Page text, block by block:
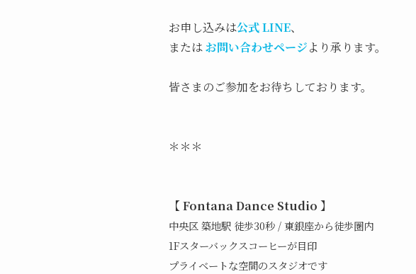
お申し込みは公式 LINE、
またはお問い合わせページより承ります。
皆さまのご参加をお待ちしております。
＊＊＊
【 Fontana Dance Studio 】
中央区 築地駅 徒歩30秒 / 東銀座から徒歩圏内
1Fスターバックスコーヒーが目印
プライベートな空間のスタジオです